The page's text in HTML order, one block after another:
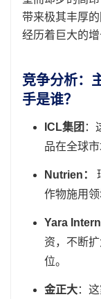
带来极其丰厚
经历着巨大的
竞争分析：
手是谁？
ICL集团 ：
品在全球
Nutrien：
作物施用领
Yara
资，不断
位。
金正大：